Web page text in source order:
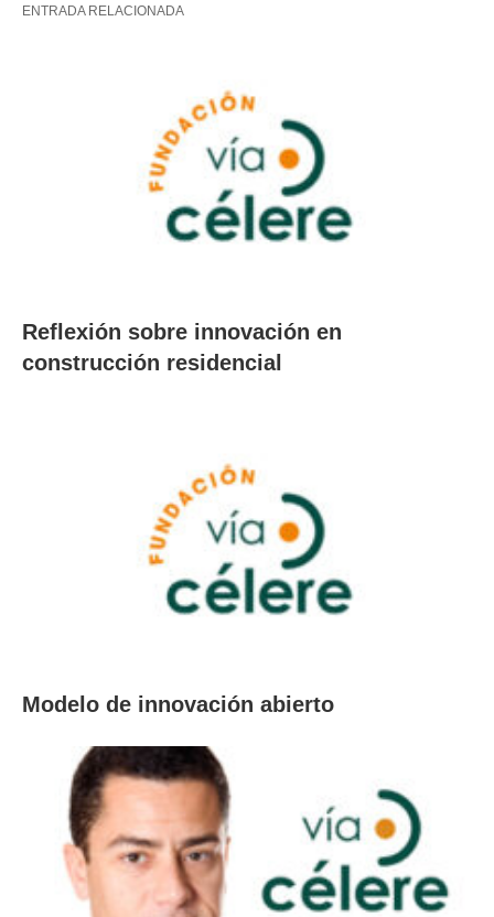
ENTRADA RELACIONADA
Reflexión sobre innovación en
construcción residencial
Modelo de innovación abierto